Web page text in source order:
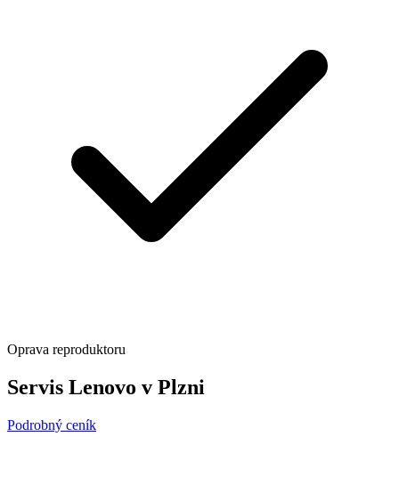
Oprava reproduktoru
Servis Lenovo v Plzni
Podrobný ceník